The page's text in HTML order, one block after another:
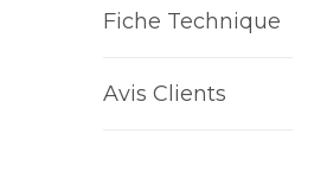
Fiche Technique
Avis Clients